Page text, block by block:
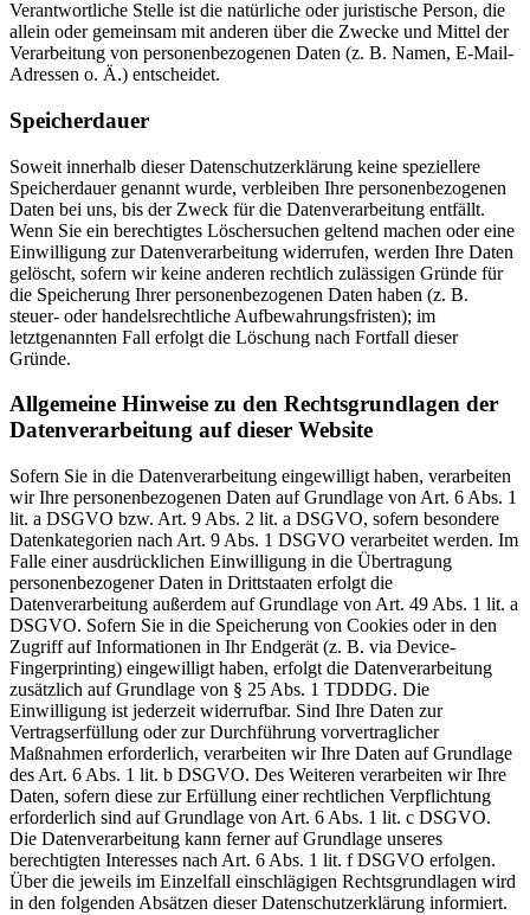
Verantwortliche Stelle ist die natürliche oder juristische Person, die
allein oder gemeinsam mit anderen über die Zwecke und Mittel der
Verarbeitung von personenbezogenen Daten (z. B. Namen, E-Mail-
Adressen o. Ä.) entscheidet.
Speicherdauer
Soweit innerhalb dieser Datenschutzerklärung keine speziellere
Speicherdauer genannt wurde, verbleiben Ihre personenbezogenen
Daten bei uns, bis der Zweck für die Datenverarbeitung entfällt.
Wenn Sie ein berechtigtes Löschersuchen geltend machen oder eine
Einwilligung zur Datenverarbeitung widerrufen, werden Ihre Daten
gelöscht, sofern wir keine anderen rechtlich zulässigen Gründe für
die Speicherung Ihrer personenbezogenen Daten haben (z. B.
steuer- oder handelsrechtliche Aufbewahrungsfristen); im
letztgenannten Fall erfolgt die Löschung nach Fortfall dieser
Gründe.
Allgemeine Hinweise zu den Rechtsgrundlagen der
Datenverarbeitung auf dieser Website
Sofern Sie in die Datenverarbeitung eingewilligt haben, verarbeiten
wir Ihre personenbezogenen Daten auf Grundlage von Art. 6 Abs. 1
lit. a DSGVO bzw. Art. 9 Abs. 2 lit. a DSGVO, sofern besondere
Datenkategorien nach Art. 9 Abs. 1 DSGVO verarbeitet werden. Im
Falle einer ausdrücklichen Einwilligung in die Übertragung
personenbezogener Daten in Drittstaaten erfolgt die
Datenverarbeitung außerdem auf Grundlage von Art. 49 Abs. 1 lit. a
DSGVO. Sofern Sie in die Speicherung von Cookies oder in den
Zugriff auf Informationen in Ihr Endgerät (z. B. via Device-
Fingerprinting) eingewilligt haben, erfolgt die Datenverarbeitung
zusätzlich auf Grundlage von § 25 Abs. 1 TDDDG. Die
Einwilligung ist jederzeit widerrufbar. Sind Ihre Daten zur
Vertragserfüllung oder zur Durchführung vorvertraglicher
Maßnahmen erforderlich, verarbeiten wir Ihre Daten auf Grundlage
des Art. 6 Abs. 1 lit. b DSGVO. Des Weiteren verarbeiten wir Ihre
Daten, sofern diese zur Erfüllung einer rechtlichen Verpflichtung
erforderlich sind auf Grundlage von Art. 6 Abs. 1 lit. c DSGVO.
Die Datenverarbeitung kann ferner auf Grundlage unseres
berechtigten Interesses nach Art. 6 Abs. 1 lit. f DSGVO erfolgen.
Über die jeweils im Einzelfall einschlägigen Rechtsgrundlagen wird
in den folgenden Absätzen dieser Datenschutzerklärung informiert.